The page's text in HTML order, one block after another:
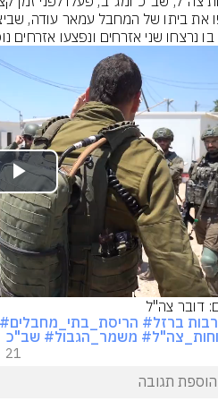
בו נרצחו שני אזרחים ונפצעו אזרחים
דובר צה"ל
ברזל# הריסת_בתי_מחבלים
# משמר_הגבול# שב"כ
21